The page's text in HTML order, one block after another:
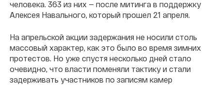
человека. 363 из них — после митинга в поддержку
Алексея Навального, который прошел 21 апреля.
На апрельской акции задержания не носили столь
массовый характер, как это было во время зимних
протестов. Но уже спустя несколько дней стало
очевидно, что власти поменяли тактику и стали
задерживать участников по записям камер